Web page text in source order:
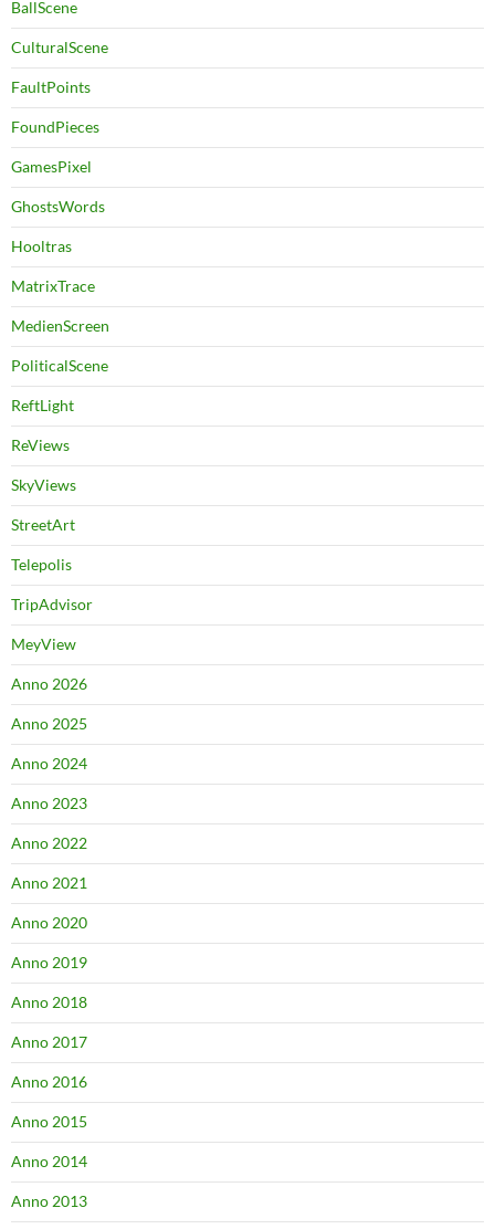
BallScene
CulturalScene
FaultPoints
FoundPieces
GamesPixel
GhostsWords
Hooltras
MatrixTrace
MedienScreen
PoliticalScene
ReftLight
ReViews
SkyViews
StreetArt
Telepolis
TripAdvisor
MeyView
Anno 2026
Anno 2025
Anno 2024
Anno 2023
Anno 2022
Anno 2021
Anno 2020
Anno 2019
Anno 2018
Anno 2017
Anno 2016
Anno 2015
Anno 2014
Anno 2013